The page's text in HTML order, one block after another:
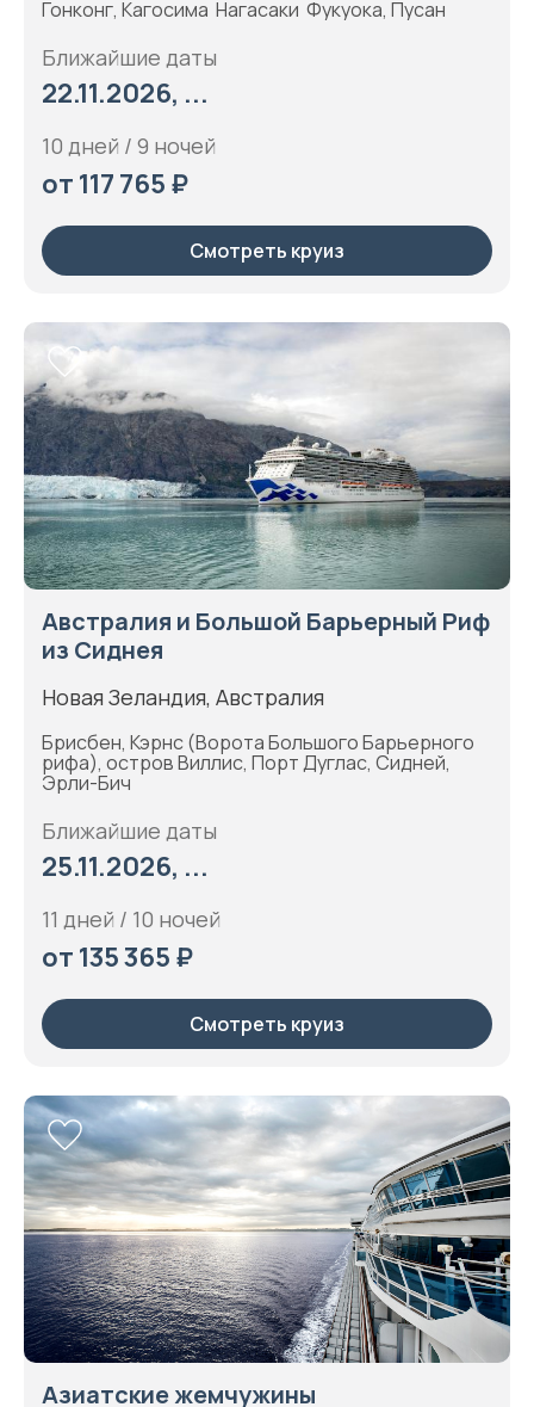
Гонконг, Кагосима Нагасаки Фукуока, Пусан
Ближайшие даты
22.11.2026, ...
10 дней / 9 ночей
от 117 765 ₽
Смотреть круиз
Австралия и Большой Барьерный Риф
из Сиднея
Новая Зеландия, Австралия
Брисбен, Кэрнс (Ворота Большого Барьерного
рифа), остров Виллис, Порт Дуглас, Сидней,
Эрли-Бич
Ближайшие даты
25.11.2026, ...
11 дней / 10 ночей
от 135 365 ₽
Смотреть круиз
Азиатские жемчужины